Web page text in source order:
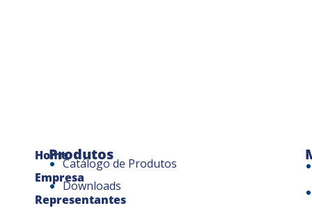
Home
Empresa
Representantes
Produtos
Catálogo de Produtos
Downloads